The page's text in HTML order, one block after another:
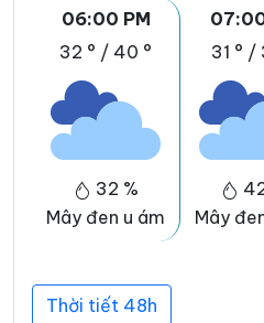
06:00 PM
32 ° / 40 °
32 %
Mây đen u ám
31 ° /
Mây
Thời tiết 48h